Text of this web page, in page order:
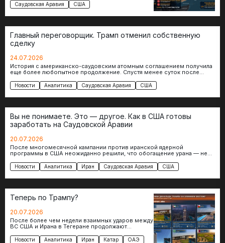
Саудовская Аравия
США
Главный переговорщик. Трамп отменил собственную
сделку
24.07.2026
История с американско-саудовским атомным соглашением получила
еще более любопытное продолжение. Спустя менее суток после
Новости Аналитика Саудовская Аравия США
Вы не понимаете. Это — другое. Как в США готовы
заработать на Саудовской Аравии
20.07.2026
После многомесячной кампании против иранской ядерной
программы в США неожиданно решили, что обогащение урана — не
Новости Аналитика Иран Саудовская Аравия США
Теперь по Трампу?
20.07.2026
После более чем недели взаимных ударов между
ВС США и Ирана в Тегеране продолжают
Новости Аналитика Иран Катар
ОАЭ